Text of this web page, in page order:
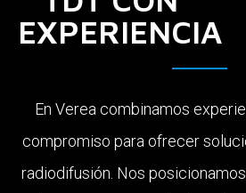
EXPERIENCIA
En Verea combinamos
compromiso para ofrecer
radiodifusión. Nos